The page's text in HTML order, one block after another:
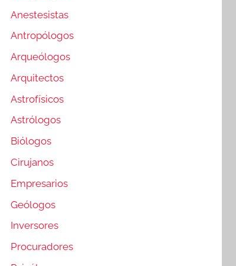
Anestesistas
Antropólogos
Arqueólogos
Arquitectos
Astrofísicos
Astrólogos
Biólogos
Cirujanos
Empresarios
Geólogos
Inversores
Procuradores